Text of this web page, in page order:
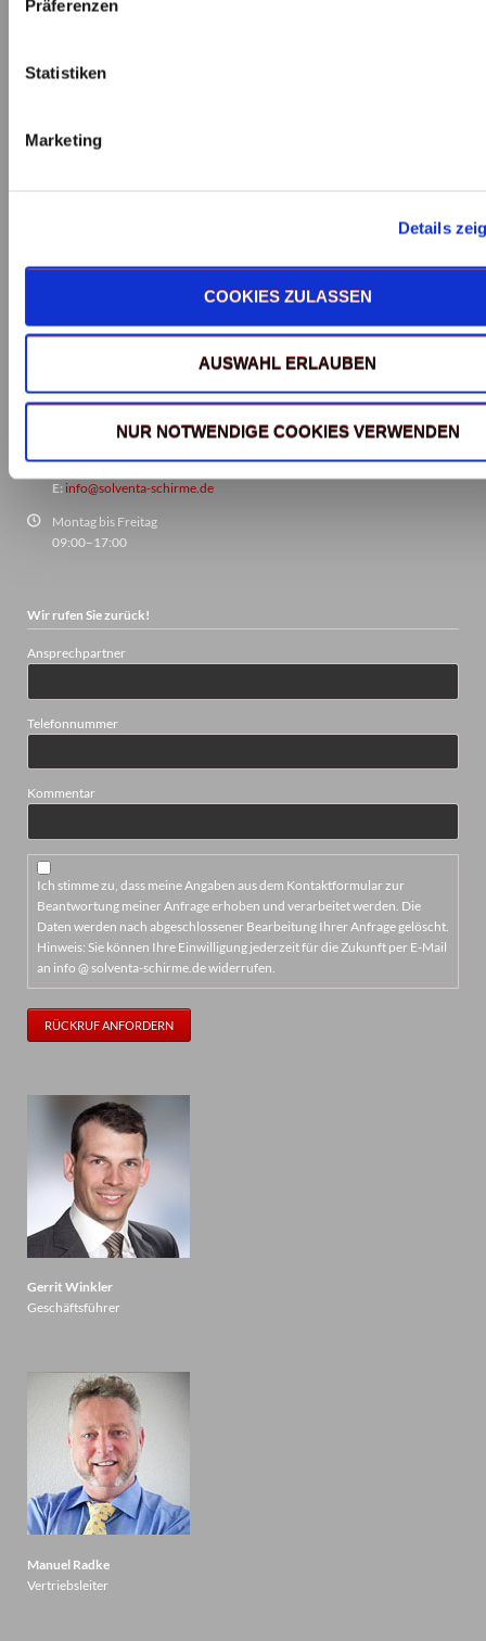
Präferenzen
Statistiken
Marketing
Details
COOKIES ZULASSEN
AUSWAHL ERLAUBEN
NUR NOTWENDIGE COOKIES VERWENDEN
Adresse & Kontakt
Daimlerstraße 11
F:07151 96905-99
E: info@solventa-schirme.de
Montag bis Freitag
09:00–17:00
Wir rufen Sie zurück!
Ansprechpartner
Telefonnummer
Kommentar
Ich stimme zu, dass meine Angaben aus dem Kontaktformular zur
Beantwortung meiner Anfrage erhoben und verarbeitet werden. Die
Daten werden nach abgeschlossener Bearbeitung Ihrer Anfrage gelöscht.
Hinweis: Sie können Ihre Einwilligung jederzeit für die Zukunft per E-Mail
an info @ solventa-schirme.de widerrufen.
RÜCKRUF ANFORDERN
Gerrit Winkler
Geschäftsführer
Manuel Radke
Vertriebsleiter